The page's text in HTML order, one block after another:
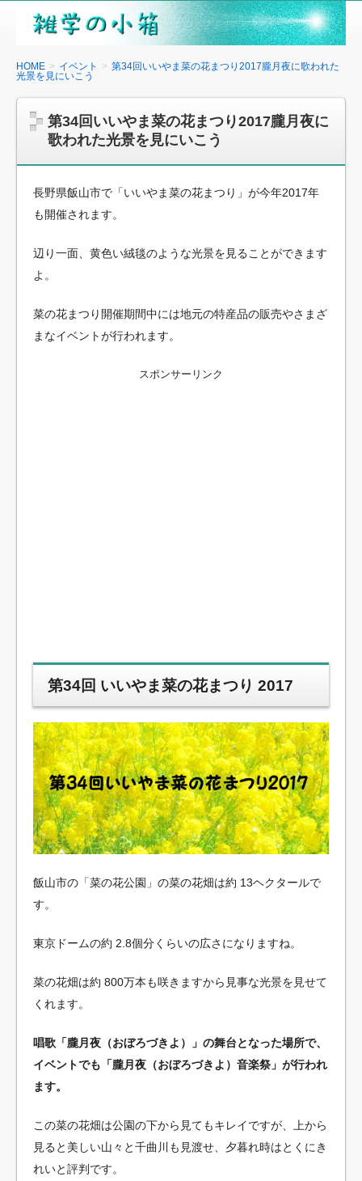
雑
の
箱
HOME イベント
第34回いいやま菜の花まつり2017朧月夜に歌われた
光景を見にいこう
第34回いいやま菜の花まつり2017朧月夜に
歌われた光景を見にいこう
長野県飯山市で「いいやま菜の花まつり」が今年2017年
も開催されます。
辺り一面、黄色い絨毯のような光景を見ることができます
よ。
菜の花まつり開催期間中には地元の特産品の販売やさまざ
まなイベントが行われます。
スポンサーリンク
第34回 いいやま菜の花まつり 2017
飯山市の「菜の花公園」の菜の花畑は約 13ヘクタールで
す。
東京ドームの約 2.8個分くらいの広さになりますね。
菜の花畑は約 800万本も咲きますから見事な光景を見せて
くれます。
唱歌「朧月夜（おぼろづきよ）」の舞台となった場所で、
イベントでも「朧月夜（おぼろづきよ）音楽祭」が行われ
ます。
この菜の花畑は公園の下から見てもキレイですが、上から
見ると美しい山々と千曲川も見渡せ、夕暮れ時はとくにき
れいと評判です。